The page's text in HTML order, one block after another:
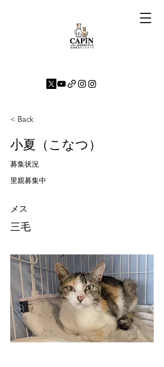
< Back
小夏（こなつ）
募集状況
里親募集中
メス
三毛